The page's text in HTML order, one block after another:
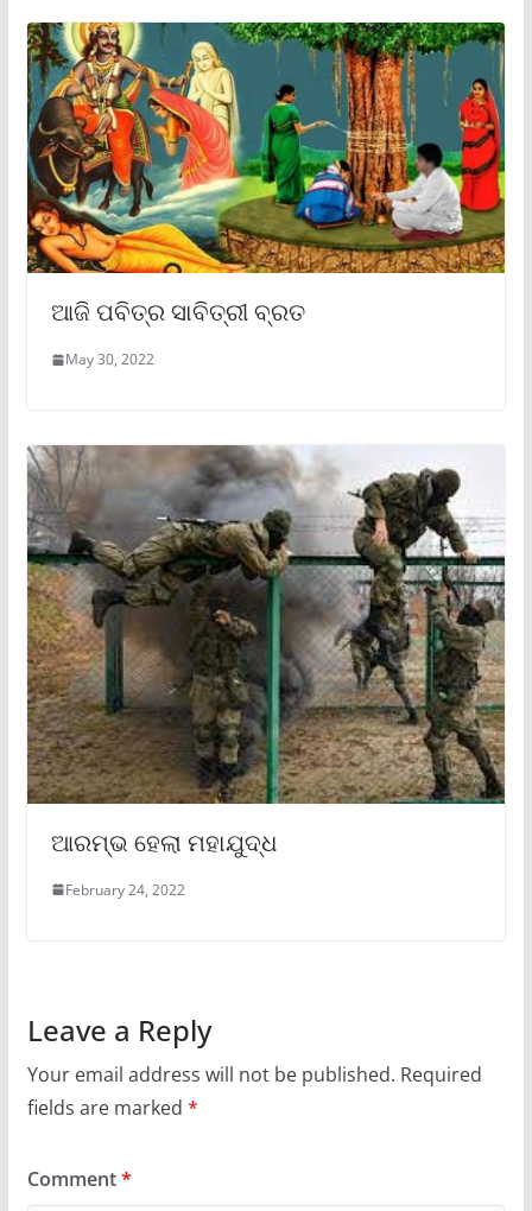
ଆଜି ପବିତ୍ର ସାବିତ୍ରୀ ବ୍ରତ
May 30, 2022
ଆରମ୍ଭ ହେଲା ମହାଯୁଦ୍ଧ
February 24, 2022
Leave a Reply
Your email address will not be published. Required
fields are marked *
Comment*